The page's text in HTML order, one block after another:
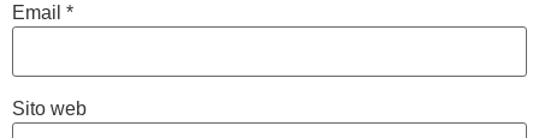
Email *
Sito web